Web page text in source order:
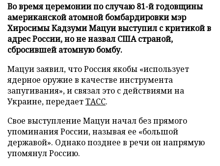
Во время церемонии по случаю 81-й годовщины
американской атомной бомбардировки мэр
Хиросимы Кадзуми Мацуи выступил с критикой в
адрес России, но не назвал США страной,
сбросившей атомную бомбу.
Мацуи заявил, что Россия якобы «использует
ядерное оружие в качестве инструмента
запугивания», и связал это с действиями на
Украине, передаетТАСС.
Свое выступление Мацуи начал без прямого
упоминания России, называя ее «большой
державой». Однако позднее в речи он напрямую
упомянул Россию.